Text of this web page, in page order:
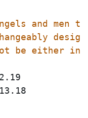
be either